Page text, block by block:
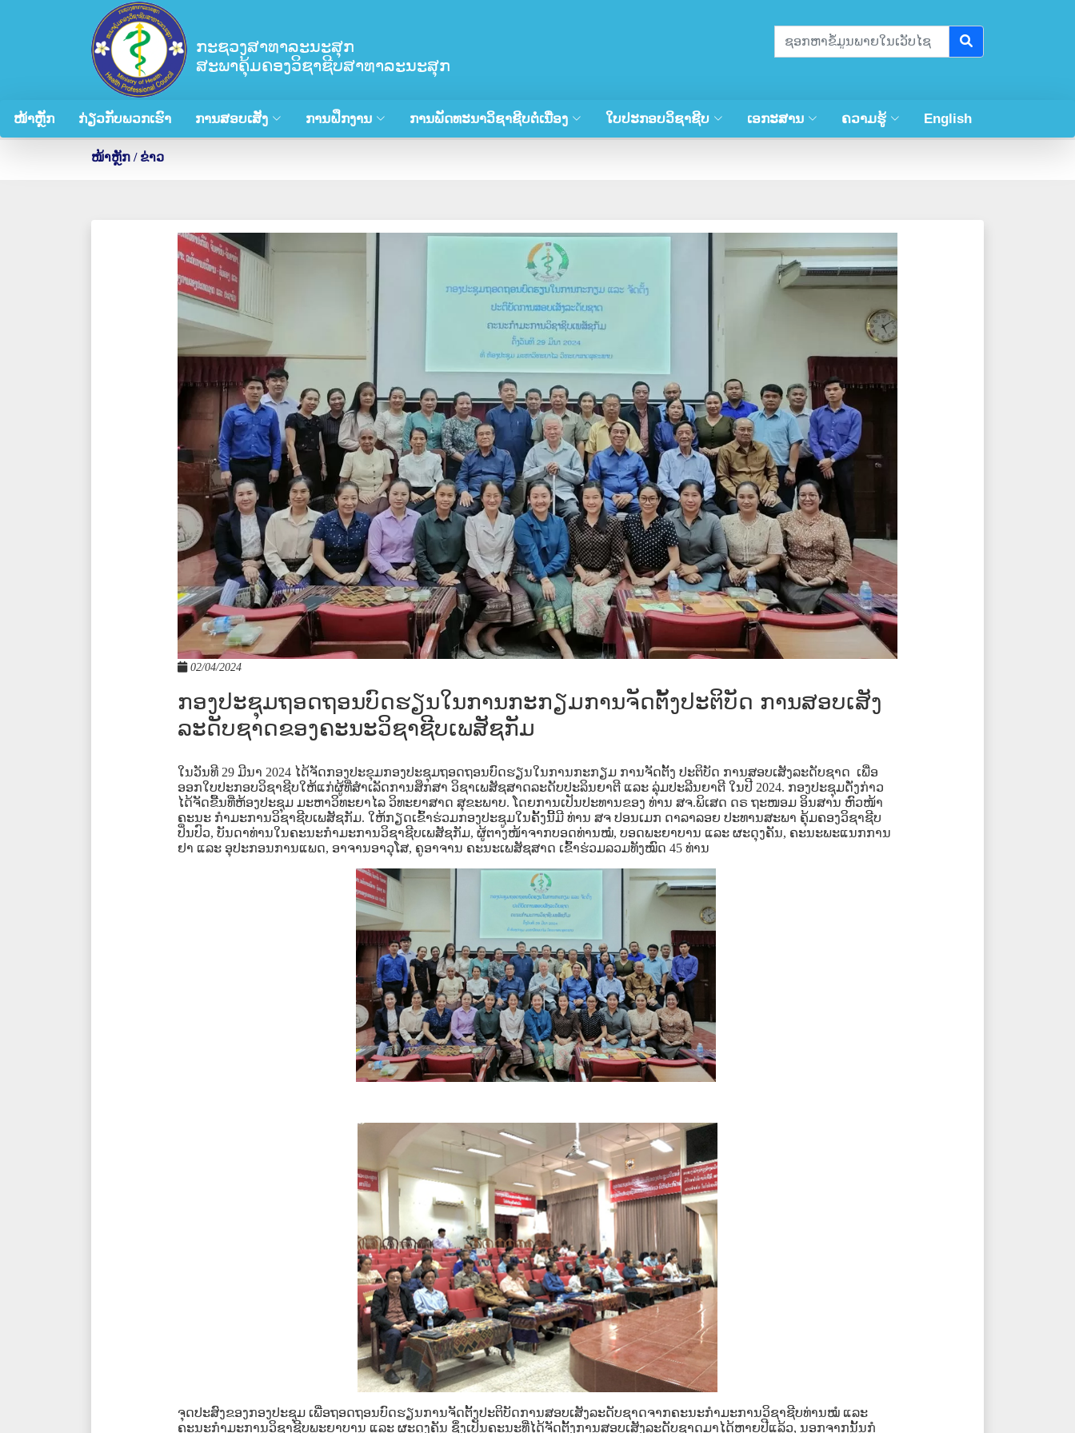
ກະຊວງສາທາລະນະສຸກ
ສະພາຄຸ້ມຄອງວິຊາຊີບສາທາລະນະສຸກ
ໜ້າຫຼັກ ກ່ຽວກັບພວກເຮົາ ການສອບເສັງ ການຝຶກງານ ການພັດທະນາວິຊາຊີບຕໍ່ເນື່ອງ ໃບປະກອບວິຊາຊີບ ເອກະສານ ຄວາມຮູ້ English
ໜ້າຫຼັກ / ຂ່າວ
02/04/2024
ກອງປະຊຸມຖອດຖອນບົດຮຽນໃນການກະກຽມການຈັດຕັ້ງປະຕິບັດ ການສອບເສັງ
ລະດັບຊາດຂອງຄະນະວິຊາຊີບເພສັຊກັມ
ໃນວັນທີ 29ມີນາ 2024 ໄດ້ຈັດກອງປະຂຸມກອງປະຊຸມຖອດຖອນບົດຮຽນໃນການກະກຽມ ການຈັດຕັ້ງ ປະຕິບັດ ການສອບເສັງລະດັບຊາດ ເພື່ອ
ອອກໃບປະກອບວິຊາຊີບໃຫ້ແກ່ຜູ້ທີ່ສຳເລັດການສຶກສາ ວິຊາເພສັຊສາດລະດັບປະລິນຍາຕີ ແລະ ລຸ່ມປະລີນຍາຕີ ໃນປີ 2024. ກອງປະຊຸມດັ່ງກ່າວ
ໄດ້ຈັດຂື້ນທີ່ຫ້ອງປະຊຸມ ມະຫາວິທະຍາໄລ ວິທະຍາສາດ ສຸຂະພາບ.ໂດຍການເປັນປະທານຂອງ ທ່ານ ສຈ.ພິເສດ ດຣ ຖະໜອມ ອິນສານ ຫົວໜ້າ
ຄະນະ ກຳມະການວິຊາຊີບເພສັຊກັມ.ໃຫ້ກຽດເຂົ້າຮ່ວມກອງປະຊູມໃນຄັ້ງນີ້ມີ ທ່ານ ສຈ ປອນເມກ ດາລາລອຍ ປະທານສະພາ ຄຸ້ມຄອງວິຊາຊີບ
ປິ່ນປົວ,ບັນດາທ່ານໃນຄະນະກຳມະການວິຊາຊີບເພສັຊກັມ,ຜູ້ຕາງໜ້າຈາກບອດທ່ານໝໍ,ບອດພະຍາບານ ແລະ ຜະດຸງຄັນ, ຄະນະພະແນກການ
ຢາ ແລະ ອຸປະກອນການແພດ, ອາຈານອາວຸໂສ, ຄູອາຈານ ຄະນະເພສັຊສາດ ເຂົ້າຮ່ວມລວມທັງໝົດ 45 ທ່ານ
ຈຸດປະສົງຂອງກອງປະຊຸມ ເພື່ອຖອດຖອນບົດຮຽນການຈັດຕັ້ງປະຕິບັດການສອບເສັງລະດັບຊາດຈາກຄະນະກຳມະການວິຊາຊີບທ່ານໝໍ ແລະ
ຄະນະກຳມະການວິຊາຊີບພະຍາບານ ແລະ ຜະດຸງຄັນ ຊຶ່ງເປັນຄະນະທີ່ໄດ້ຈັດຕັ້ງການສອບເສັງລະດັບຊາດມາໄດ້ຫຼາຍປີແລ້ວ, ນອກຈາກນັ້ນກໍ